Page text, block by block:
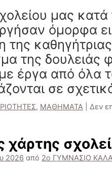
μας κατά
όμορφα
της
της δουλειάς
έργα από όλα
σε
, ΜΑΘΗΜΑΤΑ Δεν
χάρτης
2026 από 2ο ΓΥΜΝΑΣΙΟ